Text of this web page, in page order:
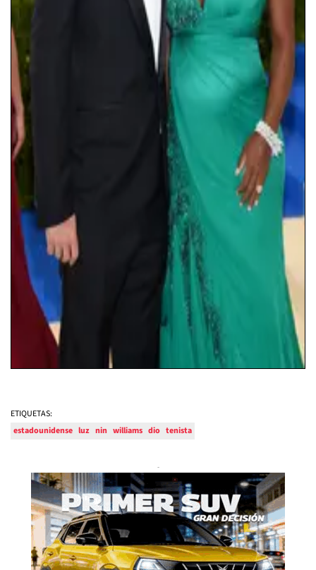
ETIQUETAS:
estadounidense luz nin williams dio tenista